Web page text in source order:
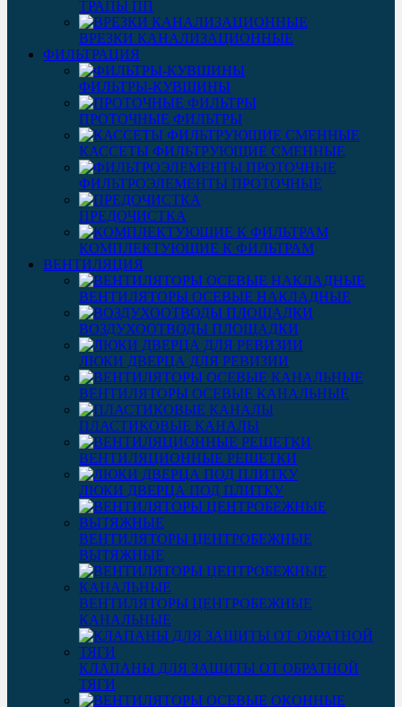
ТРАПЫ ПП
ВРЕЗКИ КАНАЛИЗАЦИОННЫЕ
ФИЛЬТРАЦИЯ
ФИЛЬТРЫ-КУВШИНЫ
ПРОТОЧНЫЕ ФИЛЬТРЫ
КАССЕТЫ ФИЛЬТРУЮЩИЕ СМЕННЫЕ
ФИЛЬТРОЭЛЕМЕНТЫ ПРОТОЧНЫЕ
ПРЕДОЧИСТКА
КОМПЛЕКТУЮЩИЕ К ФИЛЬТРАМ
ВЕНТИЛЯЦИЯ
ВЕНТИЛЯТОРЫ ОСЕВЫЕ НАКЛАДНЫЕ
ВОЗДУХООТВОДЫ ПЛОЩАДКИ
ЛЮКИ ДВЕРЦА ДЛЯ РЕВИЗИИ
ВЕНТИЛЯТОРЫ ОСЕВЫЕ КАНАЛЬНЫЕ
ПЛАСТИКОВЫЕ КАНАЛЫ
ВЕНТИЛЯЦИОННЫЕ РЕШЕТКИ
ЛЮКИ ДВЕРЦА ПОД ПЛИТКУ
ВЕНТИЛЯТОРЫ ЦЕНТРОБЕЖНЫЕ
ВЫТЯЖНЫЕ
ВЕНТИЛЯТОРЫ ЦЕНТРОБЕЖНЫЕ
КАНАЛЬНЫЕ
КЛАПАНЫ ДЛЯ ЗАЩИТЫ ОТ ОБРАТНОЙ
ТЯГИ